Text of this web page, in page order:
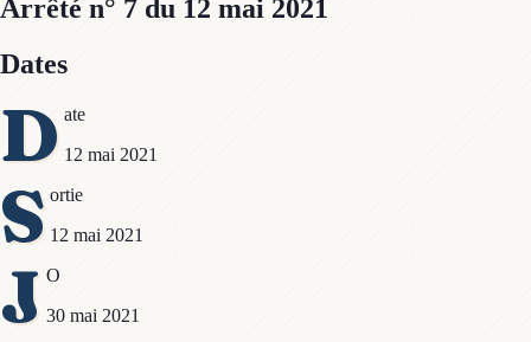
Arrêté n° 7 du 12 mai 2021
Dates
D ate
12 mai 2021
S ortie
12 mai 2021
J O
30 mai 2021